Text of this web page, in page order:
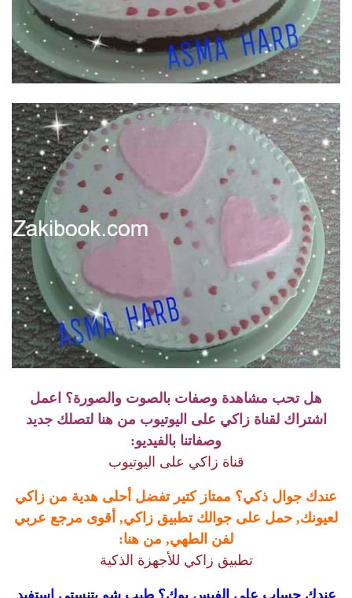
هل تحب مشاهدة وصفات بالصوت والصورة؟ اعمل
اشتراك لقناة زاكي على اليوتيوب من هنا لتصلك جديد
وصفاتنا بالفيديو:
قناة زاكي على اليوتيوب
عندك جوال ذكي؟ ممتاز كتير تفضل أحلى هدية من زاكي
لعيونك, حمل على جوالك تطبيق زاكي, أقوى مرجع عربي
لفن الطهي, من هنا:
تطبيق زاكي للأجهزة الذكية